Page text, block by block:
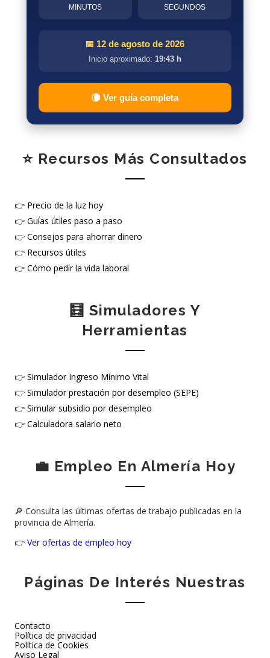
MINUTOS SEGUNDOS
📅 12 de agosto de 2026
Inicio aproximado: 19:43 h
🌘 Ver guía completa
⭐ Recursos Más Consultados
👉 Precio de la luz hoy
👉 Guías útiles paso a paso
👉 Consejos para ahorrar dinero
👉 Recursos útiles
👉 Cómo pedir la vida laboral
🧮 Simuladores Y
Herramientas
👉 Simulador Ingreso Mínimo Vital
👉 Simulador prestación por desempleo (SEPE)
👉 Simular subsidio por desempleo
👉 Calculadora salario neto
💼 Empleo En Almería Hoy
🔎 Consulta las últimas ofertas de trabajo publicadas en la
provincia de Almería.
👉 Ver ofertas de empleo hoy
Páginas De Interés Nuestras
Contacto
Política de privacidad
Política de Cookies
Aviso Legal